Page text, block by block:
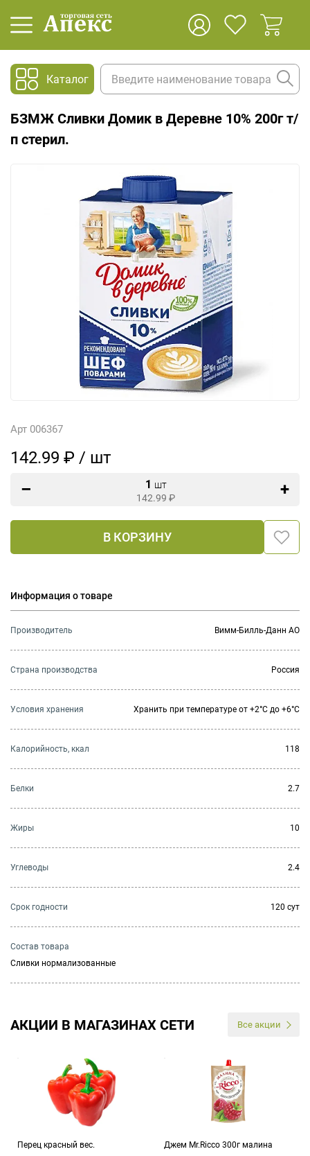
Каталог
БЗМЖ Сливки Домик в Деревне 10% 200г т/
п стерил.
Арт 006367
142.99 ₽ / шт
1 шт
142.99 ₽
В КОРЗИНУ
Информация о товаре
Производитель Вимм-Билль-Данн АО
Страна производства Россия
Условия хранения Хранить при температуре от +2°С до +6°С
Калорийность, ккал 118
Белки 2.7
Жиры 10
Углеводы 2.4
Cрок годности 120 сут
Состав товара
Сливки нормализованные
АКЦИИ В МАГАЗИНАХ СЕТИ Все акции
Перец красный вес. Джем Mr.Ricco 300г малина